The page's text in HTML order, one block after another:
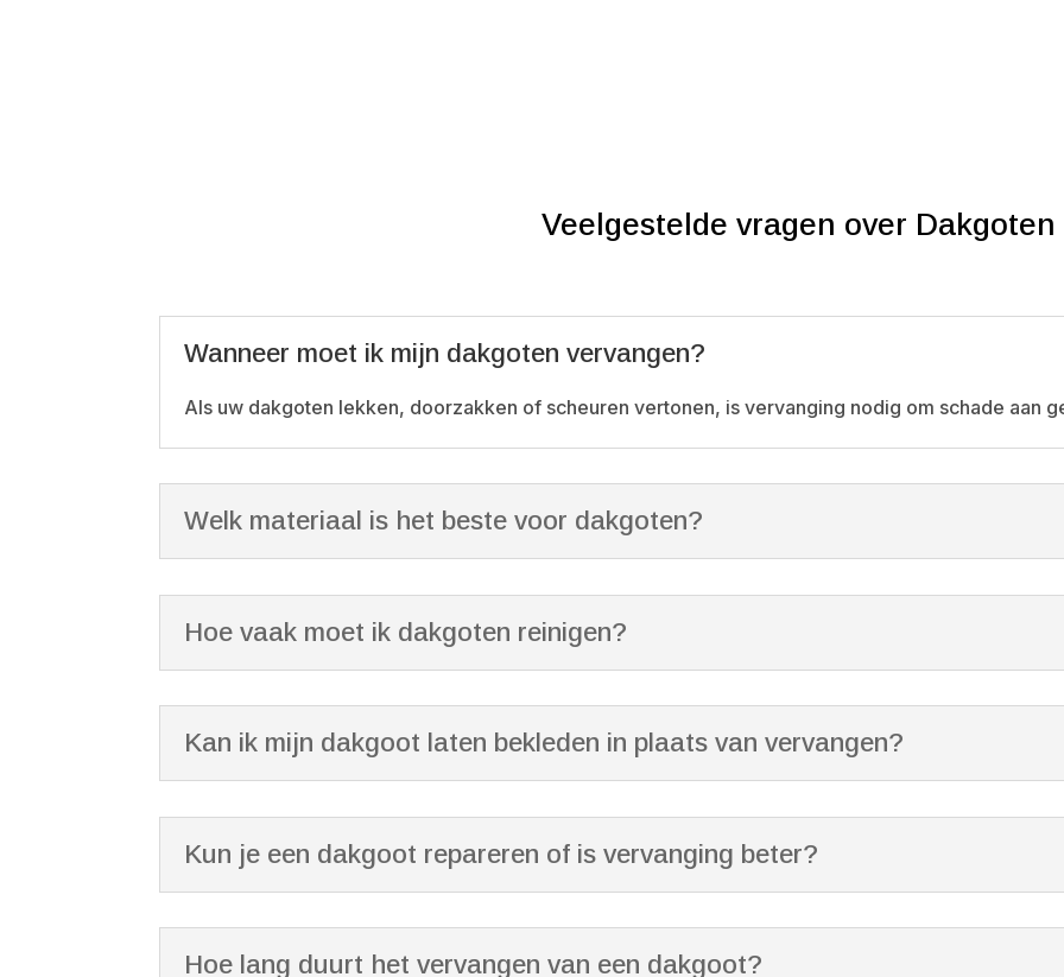
Veelgestelde vragen over Dakgoten
Wanneer moet ik mijn dakgoten vervangen?
Als uw dakgoten lekken, doorzakken of scheuren vertonen, is vervanging nodig om schade aan
Welk materiaal is het beste voor dakgoten?
Hoe vaak moet ik dakgoten reinigen?
Kan ik mijn dakgoot laten bekleden in plaats van vervangen?
Kun je een dakgoot repareren of is vervanging beter?
Hoe lang duurt het vervangen van een dakgoot?